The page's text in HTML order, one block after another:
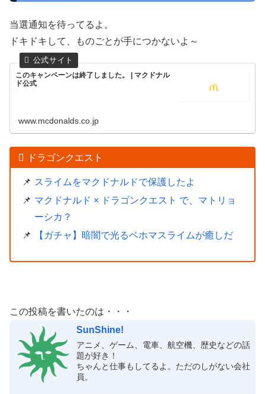
当選通知を待ってるよ。
ドキドキして、ものごとが手につかないよ～
このキャンペーンは終了しました。 | マクドナル
ド公式
www.mcdonalds.co.jp
ドラゴンクエスト
スライムをマクドナルドで保護したよ
マクドナルド × ドラゴンクエスト で、マトリョ
ーシカ？
【ガチャ】暗闇で光るベホマスライムが癒しだ
この投稿を書いたのは・・・
SunShine!
アニメ、ゲーム、電車、航空機、歴史などの話
題が好き！
ちゃんと仕事もしてるよ。ただのしがない会社
員。